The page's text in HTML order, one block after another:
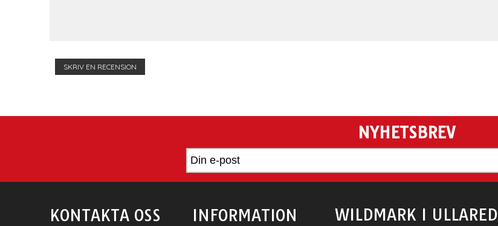
SKRIV EN RECENSION
NYHETSBREV
WILDMARK I ULLARED
KONTAKTA OSS INFORMATION